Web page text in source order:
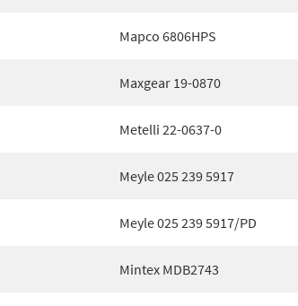
Mapco 6806HPS
Maxgear 19-0870
Metelli 22-0637-0
Meyle 025 239 5917
Meyle 025 239 5917/PD
Mintex MDB2743